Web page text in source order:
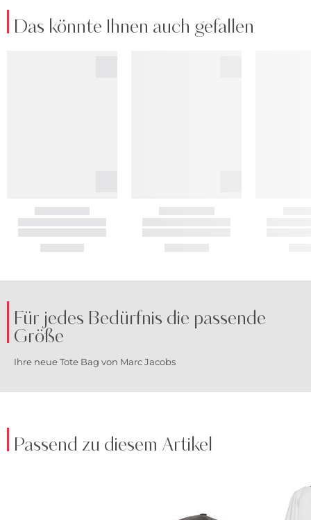
Das könnte Ihnen auch gefallen
Für jedes Bedürfnis die passende
Größe
Ihre neue Tote Bag von Marc Jacobs
Passend zu diesem Artikel